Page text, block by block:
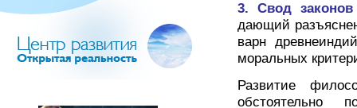
3. Свод
дающий
варн
моральных
Развитие
обстоятельно